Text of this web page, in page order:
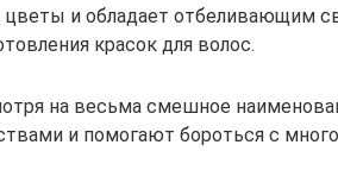
цветы и обладает отбеливающим
красок для волос.
на весьма смешное
и помогают бороться с